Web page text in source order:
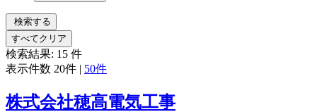
検索する
すべてクリア
検索結果: 15 件
表示件数 20件 | 50件
株式会社穂高電気工事